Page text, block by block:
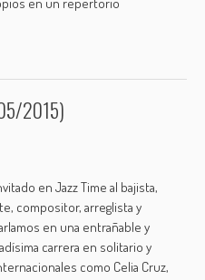
2015)
en Jazz Time al bajista,
compositor, arreglista y
en una entrañable y
carrera en solitario y
como Celia Cruz,